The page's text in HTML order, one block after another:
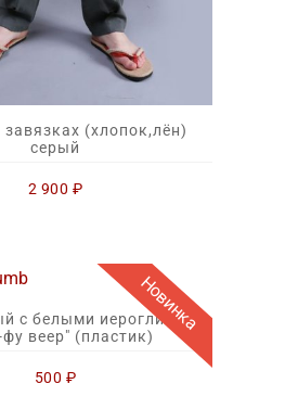
(хлопок,лён)
серый
2 900 ₽
Новинка
с белыми иероглифами
фу веер" (пластик)
500 ₽